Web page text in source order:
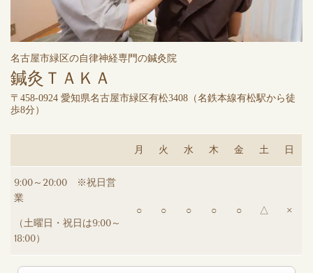
名古屋市緑区の自律神経専門の鍼灸院
鍼灸ＴＡＫＡ
〒458-0924 愛知県名古屋市緑区有松3408（名鉄本線有松駅から徒
歩8分）
月 火 水 木 金 土 日
9:00～20:00 ※祝日営
業
（土曜日・祝日は9:00～
18:00）
○ ○ ○ ○ ○ △ ×